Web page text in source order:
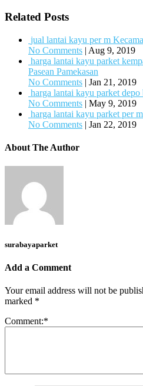
Related Posts
jual lantai kayu per m
No Comments | Aug 9, 2019
harga lantai kayu parket
Pasean Pamekasan
No Comments | Jan 21, 2019
harga lantai kayu parket depo
No Comments | May 9, 2019
harga lantai kayu parket per
No Comments | Jan 22, 2019
About The Author
surabayaparket
Add a Comment
Your email address will not be
marked *
Comment:*